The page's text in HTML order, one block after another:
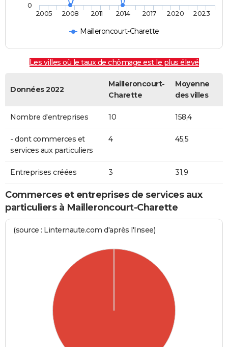
Mailleroncourt-Charette
2005 2008 2011 2014 2017 2020 2023
0
Les villes où le taux de chômage est le plus élevé
Données 2022
Mailleroncourt-
Charette
Moyenne
des villes
Nombre d'entreprises 10 158,4
- dont commerces et
services aux particuliers
4 45,5
Entreprises créées 3 31,9
Commerces et entreprises de services aux
particuliers à Mailleroncourt-Charette
(source : Linternaute.com d'après l'Insee)